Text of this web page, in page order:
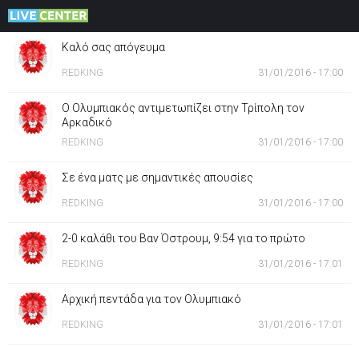
Καλό σας απόγευμα
REDKING 31/01/2016 - 17:00
Ο Ολυμπιακός αντιμετωπίζει στην Τρίπολη τον
Αρκαδικό
REDKING 31/01/2016 - 17:00
Σε ένα ματς με σημαντικές απουσίες
REDKING 31/01/2016 - 17:00
2-0 καλάθι του Βαν Όστρουμ, 9:54 για το πρώτο
REDKING 31/01/2016 - 17:01
Αρχική πεντάδα για τον Ολυμπιακό
REDKING 31/01/2016 - 17:01